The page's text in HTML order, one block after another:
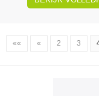
«« « 2 3